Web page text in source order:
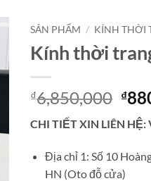
SẢN PHẨM / KÍNH THỜI
Kính thời
₫6,850,000 Giá
gốc
là:
₫
CHI TIẾT XIN LIÊN HỆ:
Địa chỉ 1: Số 10
HN (Oto đỗ cửa)